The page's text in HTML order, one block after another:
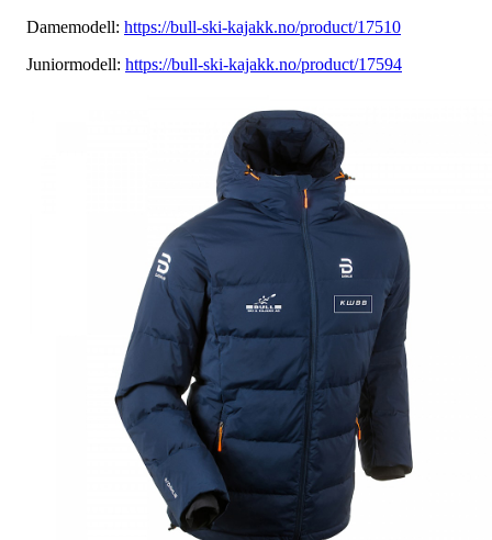
Damemodell: https://bull-ski-kajakk.no/product/17510
Juniormodell: https://bull-ski-kajakk.no/product/17594